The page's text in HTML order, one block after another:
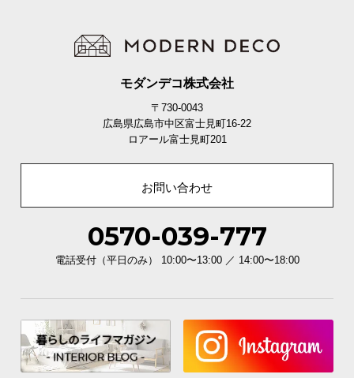
モダンデコ株式会社
〒730-0043
広島県広島市中区富士見町16-22
ロアール富士見町201
お問い合わせ
0570-039-777
電話受付（平日のみ） 10:00〜13:00 ／ 14:00〜18:00